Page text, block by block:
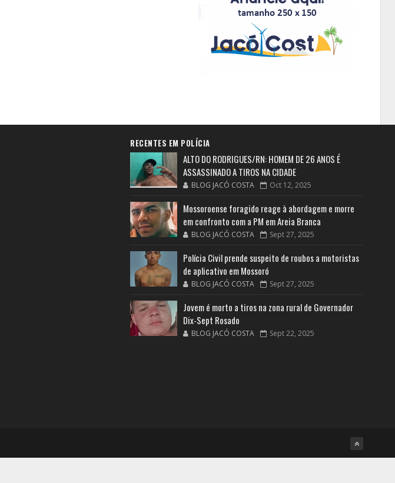
RECENTES EM POLÍCIA
ALTO DO RODRIGUES/RN: HOMEM DE 26 ANOS É
ASSASSINADO A TIROS NA CIDADE
BLOG JACÓ COSTA Oct 12, 2025
Mossoroense foragido reage à abordagem e morre
em confronto com a PM em Areia Branca
BLOG JACÓ COSTA Sept 27, 2025
Polícia Civil prende suspeito de roubos a motoristas
de aplicativo em Mossoró
BLOG JACÓ COSTA Sept 27, 2025
Jovem é morto a tiros na zona rural de Governador
Dix-Sept Rosado
BLOG JACÓ COSTA Sept 22, 2025